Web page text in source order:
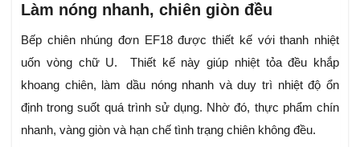
Làm nóng nhanh, chiên giòn đều
Bếp chiên nhúng đơn EF18 được thiết kế với thanh nhiệt
uốn vòng chữ U. Thiết kế này giúp nhiệt tỏa đều khắp
khoang chiên, làm dầu nóng nhanh và duy trì nhiệt độ ổn
định trong suốt quá trình sử dụng. Nhờ đó, thực phẩm chín
nhanh, vàng giòn và hạn chế tình trạng chiên không đều.